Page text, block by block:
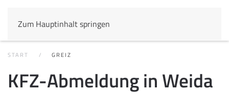
Zum Hauptinhalt springen
START GREIZ
KFZ-Abmeldung in Weida